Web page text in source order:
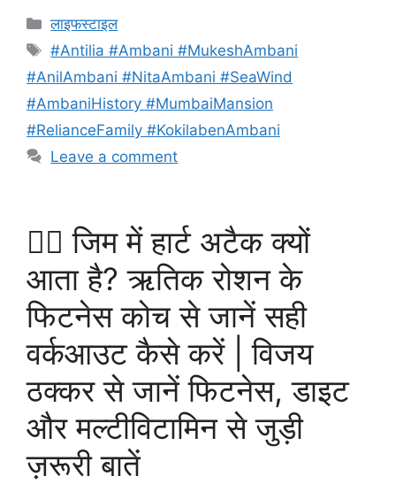
Categories
लाइफस्टाइल
Tags
#Antilia #Ambani #MukeshAmbani
#AnilAmbani #NitaAmbani #SeaWind
#AmbaniHistory #MumbaiMansion
#RelianceFamily #KokilabenAmbani
Leave a comment
🏋️‍♂️ जिम में हार्ट अटैक क्यों
आता है? ऋतिक रोशन के
फिटनेस कोच से जानें सही
वर्कआउट कैसे करें | विजय
ठक्कर से जानें फिटनेस, डाइट
और मल्टीविटामिन से जुड़ी
ज़रूरी बातें